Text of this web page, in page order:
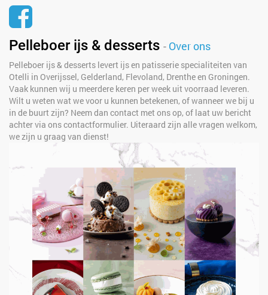
Pelleboer ijs & desserts - Over ons
Pelleboer ijs & desserts levert ijs en patisserie specialiteiten van
Otelli in Overijssel, Gelderland, Flevoland, Drenthe en Groningen.
Vaak kunnen wij u meerdere keren per week uit voorraad leveren.
Wilt u weten wat we voor u kunnen betekenen, of wanneer we bij u
in de buurt zijn? Neem dan contact met ons op, of laat uw bericht
achter via ons contactformulier. Uiteraard zijn alle vragen welkom,
we zijn u graag van dienst!